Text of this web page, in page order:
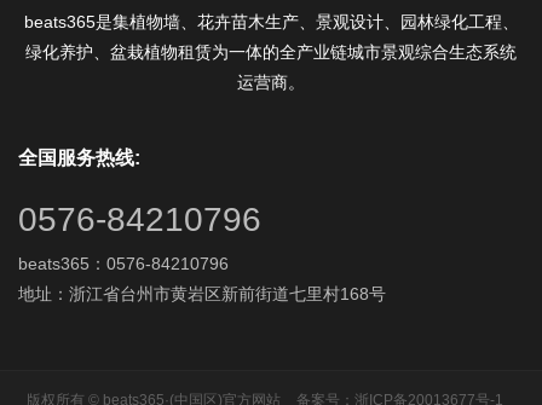
beats365是集植物墙、花卉苗木生产、景观设计、园林绿化工程、
绿化养护、盆栽植物租赁为一体的全产业链城市景观综合生态系统
运营商。
全国服务热线:
0576-84210796
beats365：0576-84210796
地址：浙江省台州市黄岩区新前街道七里村168号
版权所有 © beats365·(中国区)官方网站 备案号：浙ICP备20013677号-1